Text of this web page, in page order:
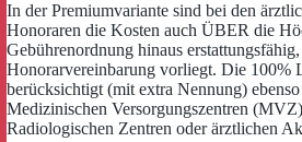
In der Premiumvariante sind bei den
Honoraren die Kosten auch ÜBER die
Gebührenordnung hinaus
Honorarvereinbarung vorliegt. Die 100%
berücksichtigt (mit extra Nennung)
Medizinischen Versorgungszentren
Radiologischen Zentren oder ärztlichen